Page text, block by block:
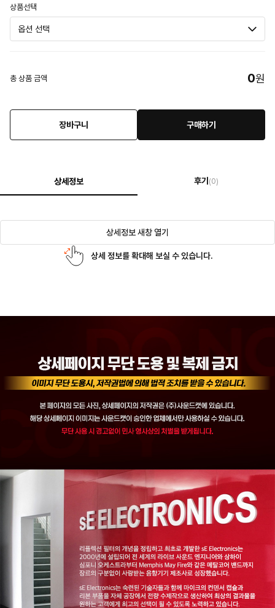
상품선택
총 상품 금액 0원
장바구니 구매하기
상세정보 후기 (0)
상세정보 새창 열기
상세 정보를 확대해 보실 수 있습니다.